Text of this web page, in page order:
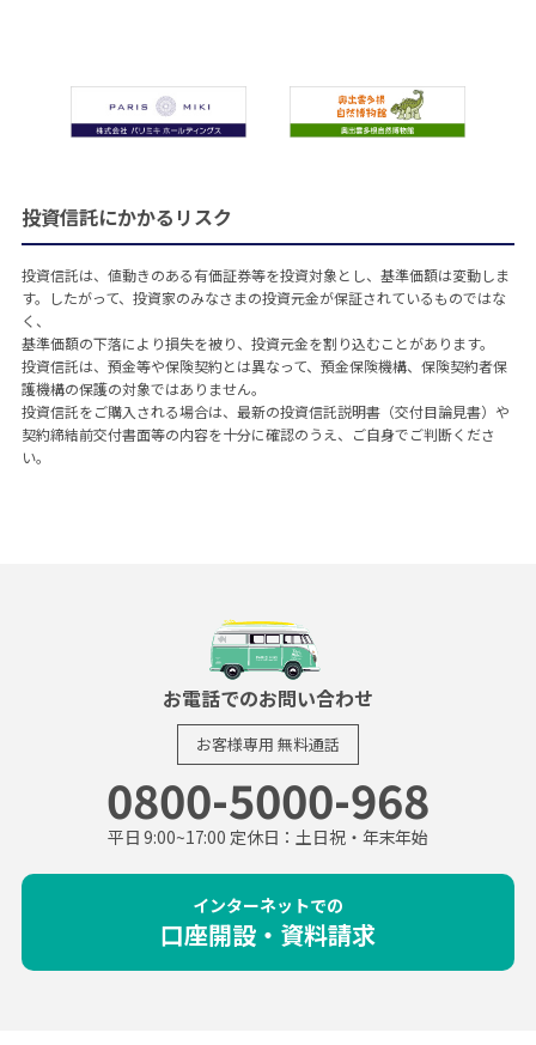
投資信託にかかるリスク
投資信託は、値動きのある有価証券等を投資対象とし、基準価額は変動しま
す。したがって、投資家のみなさまの投資元金が保証されているものではな
く、
基準価額の下落により損失を被り、投資元金を割り込むことがあります。
投資信託は、預金等や保険契約とは異なって、預金保険機構、保険契約者保
護機構の保護の対象ではありません。
投資信託をご購入される場合は、最新の投資信託説明書（交付目論見書）や
契約締結前交付書面等の内容を十分に確認のうえ、ご自身でご判断くださ
い。
お電話でのお問い合わせ
お客様専用 無料通話
0800-5000-968
平日 9:00~17:00 定休日：土日祝・年末年始
インターネットでの
口座開設・資料請求